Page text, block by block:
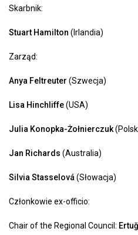
Skarbnik:
Stuart Hamilton (Irlandia)
Zarząd:
Anya Feltreuter (Szwecja)
Lisa Hinchliffe(USA)
Julia Konopka-Żołnierczuk
Jan Richards (Australia)
Silvia Stasselová (Słowacja)
Członkowie ex-officio:
Chair of the Regional Council: